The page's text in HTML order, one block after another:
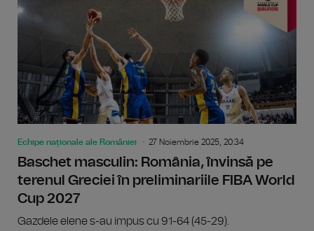
Echipe naționale ale României 27 Noiembrie 2025, 20:34
Baschet masculin: România, învinsă pe
terenul Greciei în preliminariile FIBA World
Cup 2027
Gazdele elene s-au impus cu 91-64 (45-29).